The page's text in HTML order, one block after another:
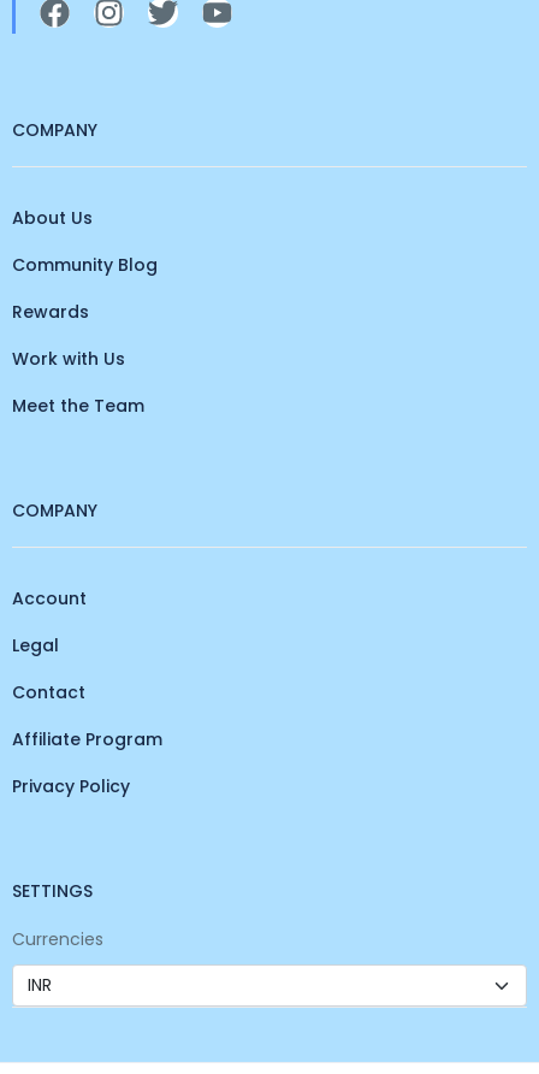
COMPANY
About Us
Community Blog
Rewards
Work with Us
Meet the Team
COMPANY
Account
Legal
Contact
Affiliate Program
Privacy Policy
SETTINGS
Currencies